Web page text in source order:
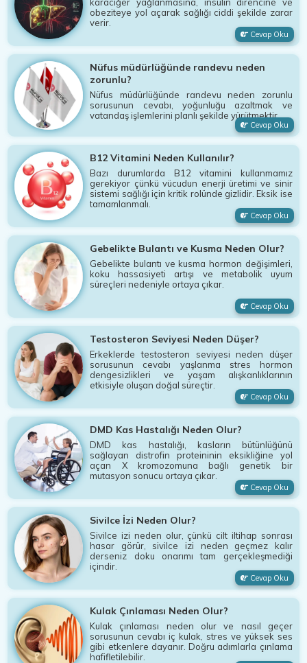
obeziteye yol açarak sağlığı ciddi şekilde zarar
verir.
Cevap Oku
Nüfus müdürlüğünde randevu neden
zorunlu?
Nüfus müdürlüğünde randevu neden zorunlu
sorusunun cevabı, yoğunluğu azaltmak ve
vatandaş işlemlerini planlı şekilde yürütmektir.
Cevap Oku
B12 Vitamini Neden Kullanılır?
Bazı durumlarda B12 vitamini kullanmamız
gerekiyor çünkü vücudun enerji üretimi ve sinir
sistemi sağlığı için kritik rolünde gizlidir. Eksik ise
tamamlanmalı.
Cevap Oku
Gebelikte Bulantı ve Kusma Neden Olur?
Gebelikte bulantı ve kusma hormon değişimleri,
koku hassasiyeti artışı ve metabolik uyum
süreçleri nedeniyle ortaya çıkar.
Cevap Oku
Testosteron Seviyesi Neden Düşer?
Erkeklerde testosteron seviyesi neden düşer
sorusunun cevabı yaşlanma stres hormon
dengesizlikleri ve yaşam alışkanlıklarının
etkisiyle oluşan doğal süreçtir.
Cevap Oku
DMD Kas Hastalığı Neden Olur?
DMD kas hastalığı, kasların bütünlüğünü
sağlayan distrofin proteininin eksikliğine yol
açan X kromozomuna bağlı genetik bir
mutasyon sonucu ortaya çıkar.
Cevap Oku
Sivilce İzi Neden Olur?
Sivilce izi neden olur, çünkü cilt iltihap sonrası
hasar görür, sivilce izi neden geçmez kalır
derseniz doku onarımı tam gerçekleşmediği
içindir.
Cevap Oku
Kulak Çınlaması Neden Olur?
Kulak çınlaması neden olur ve nasıl geçer
sorusunun cevabı iç kulak, stres ve yüksek ses
gibi etkenlere dayanır. Doğru adımlarla çınlama
hafifletilebilir.